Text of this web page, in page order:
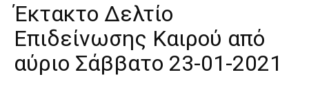
Έκτακτο Δελτίο
Επιδείνωσης Καιρού από
αύριο Σάββατο 23-01-2021